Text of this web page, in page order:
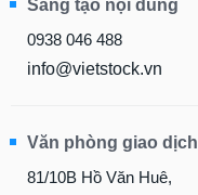
Sáng tạo nội dung
0938 046 488
info@vietstock.vn
Văn phòng giao dịch
81/10B Hồ Văn Huê,